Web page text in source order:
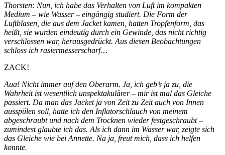
Thorsten: Nun, ich habe das Verhalten von Luft im kompakten
Medium – wie Wasser – eingängig studiert. Die Form der
Luftblasen, die aus dem Jacket kamen, hatten Tropfenform, das
heißt, sie wurden eindeutig durch ein Gewinde, das nicht richtig
verschlossen war, herausgedrückt. Aus diesen Beobachtungen
schloss ich rasiermesserscharf…
ZACK!
Aua! Nicht immer auf den Oberarm. Ja, ich geb’s ja zu, die
Wahrheit ist wesentlich unspektakulärer – mir ist mal das Gleiche
passiert. Da man das Jacket ja von Zeit zu Zeit auch von Innen
ausspülen soll, hatte ich den Inflatorschlauch von meinem
abgeschraubt und nach dem Trocknen wieder festgeschraubt –
zumindest glaubte ich das. Als ich dann im Wasser war, zeigte sich
das Gleiche wie bei Annette. Na ja, freut mich, dass ich helfen
konnte.